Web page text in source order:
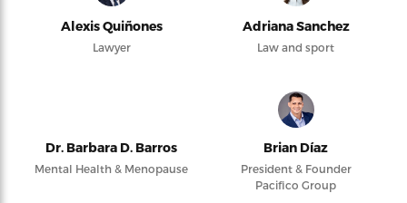
Alexis Quiñones
Lawyer
Adriana Sanchez
Law and sport
Dr. Barbara D. Barros
Mental Health & Menopause
Brian Díaz
President & Founder
Pacifico Group